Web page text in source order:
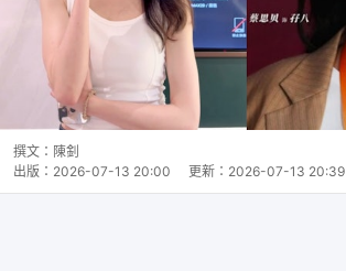
撰文： 陳釗
出版： 2026-07-13 20:00 更新： 2026-07-13 20:39